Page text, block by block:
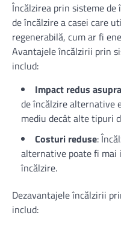
Încălzirea prin sisteme
de încălzire a casei care
regenerabilă, cum ar fi
Avantajele încălzirii prin
includ:
Impact redus
de încălzire alternative
mediu decât alte tipuri
Costuri reduse:
alternative poate fi
încălzire.
Dezavantajele încălzirii
includ: